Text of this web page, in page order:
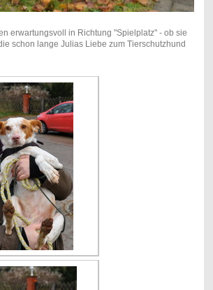
erwartungsvoll in Richtung "Spielplatz" - ob sie
schon lange Julias Liebe zum Tierschutzhund